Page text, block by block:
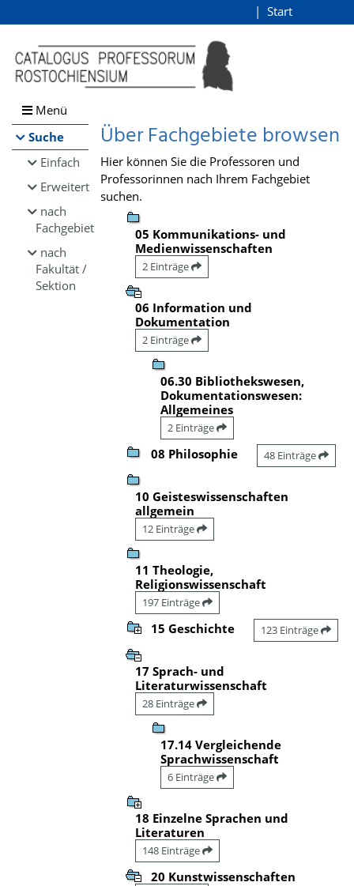
Browsen
direkt zum Inhalt
Start
Menü
Suche
Einfach
Erweitert
nach
Fachgebiet
nach
Fakultät /
Sektion
Über Fachgebiete browsen
Hier können Sie die Professoren und
Professorinnen nach Ihrem Fachgebiet
suchen.
05 Kommunikations- und
Medienwissenschaften
2 Einträge
06 Information und
Dokumentation
2 Einträge
06.30 Bibliothekswesen,
Dokumentationswesen:
Allgemeines
2 Einträge
08 Philosophie 48 Einträge
10 Geisteswissenschaften
allgemein
12 Einträge
11 Theologie,
Religionswissenschaft
197 Einträge
15 Geschichte 123 Einträge
17 Sprach- und
Literaturwissenschaft
28 Einträge
17.14 Vergleichende
Sprachwissenschaft
6 Einträge
18 Einzelne Sprachen und
Literaturen
148 Einträge
20 Kunstwissenschaften